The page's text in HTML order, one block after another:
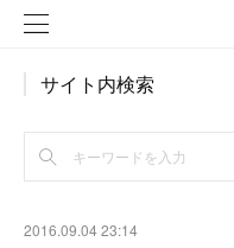
サイト内検索
2016.09.04 23:14